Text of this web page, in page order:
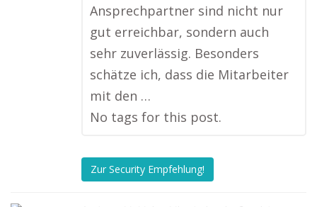
Ansprechpartner sind nicht nur
gut erreichbar, sondern auch
sehr zuverlässig. Besonders
schätze ich, dass die Mitarbeiter
mit den …
No tags for this post.
Zur Security Empfehlung!